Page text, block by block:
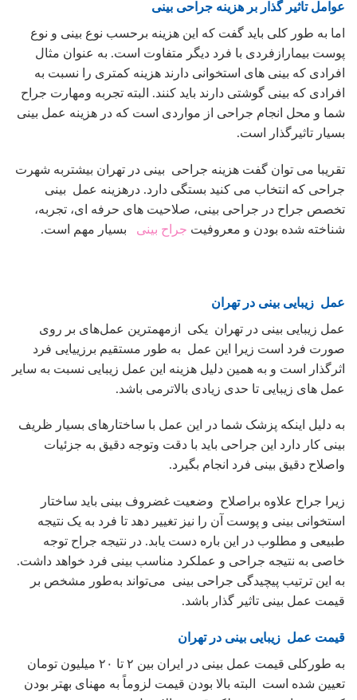
عوامل تاثیر گذار بر هزینه جراحی بینی
اما به طور کلی باید گفت که این هزینه برحسب نوع بینی و نوع
پوست بیمارازفردی با فرد دیگر متفاوت است. به عنوان مثال
افرادی که بینی های استخوانی دارند هزینه کمتری را نسبت به
افرادی که بینی گوشتی دارند باید کنند. البته تجربه ومهارت جراح
شما و محل انجام جراحی از مواردی است که در هزینه عمل بینی
بسیار تاثیرگذار است.
تقریبا می توان گفت هزینه جراحی بینی در تهران بیشتربه شهرت
جراحی که انتخاب می کنید بستگی دارد. درهزینه عمل بینی
تخصص جراح در جراحی بینی، صلاحیت های حرفه ای، تجربه،
شناخته شده بودن و معروفیت جراح بینی بسیار مهم است.
عمل زیبایی بینی در تهران
عمل زیبایی بینی در تهران یکی ازمهمترین عمل‌های بر روی
صورت فرد است زیرا این عمل به طور مستقیم برزییایی فرد
اثرگذار است و به همین دلیل هزینه این عمل زیبایی نسبت به سایر
عمل های زیبایی تا حدی زیادی بالاترمی باشد.
به دلیل اینکه پزشک شما در این عمل با ساختارهای بسیار ظریف
بینی کار دارد این جراحی باید با دقت وتوجه دقیق به جزئیات
واصلاح دقیق بینی فرد انجام بگیرد.
زیرا جراح علاوه براصلاح وضعیت غضروف بینی باید ساختار
استخوانی بینی و پوست آن را نیز تغییر دهد تا فرد به یک نتیجه
طبیعی و مطلوب در این باره دست یابد. در نتیجه جراح توجه
خاصی به نتیجه جراحی و عملکرد مناسب بینی فرد خواهد داشت.
به این ترتیب پیچیدگی جراحی بینی می‌تواند به‌طور مشخص بر
قیمت عمل بینی تاثیر گذار باشد.
قیمت عمل زیبایی بینی در تهران
به طورکلی قیمت عمل بینی در ایران بین ۲ تا ۲۰ میلیون تومان
تعیین شده است البته بالا بودن قیمت لزوماً به مهنای بهتر بودن